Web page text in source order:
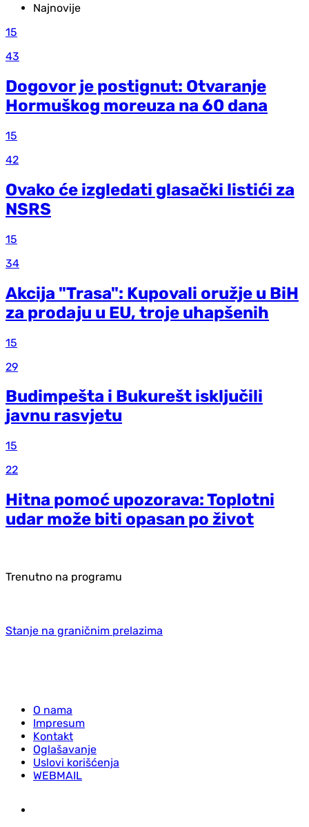
Najnovije
15
43
Dogovor je postignut: Otvaranje
Hormuškog moreuza na 60 dana
15
42
Ovako će izgledati glasački listići za
NSRS
15
34
Akcija "Trasa": Kupovali oružje u BiH
za prodaju u EU, troje uhapšenih
15
29
Budimpešta i Bukurešt isključili
javnu rasvjetu
15
22
Hitna pomoć upozorava: Toplotni
udar može biti opasan po život
Trenutno na programu
Stanje na graničnim prelazima
O nama
Impresum
Kontakt
Oglašavanje
Uslovi korišćenja
WEBMAIL